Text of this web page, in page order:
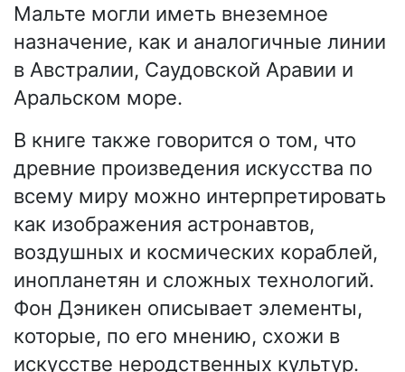
Мальте могли иметь внеземное
назначение, как и аналогичные линии
в Австралии, Саудовской Аравии и
Аральском море.
В книге также говорится о том, что
древние произведения искусства по
всему миру можно интерпретировать
как изображения астронавтов,
воздушных и космических кораблей,
инопланетян и сложных технологий.
Фон Дэникен описывает элементы,
которые, по его мнению, схожи в
искусстве неродственных культур.